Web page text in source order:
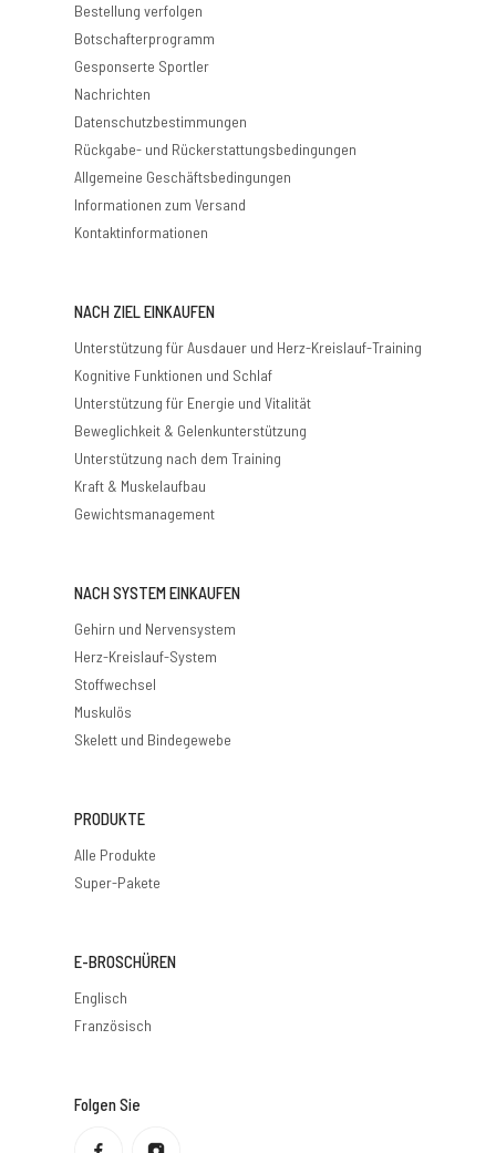
Bestellung verfolgen
Botschafterprogramm
Gesponserte Sportler
Nachrichten
Datenschutzbestimmungen
Rückgabe- und Rückerstattungsbedingungen
Allgemeine Geschäftsbedingungen
Informationen zum Versand
Kontaktinformationen
NACH ZIEL EINKAUFEN
Unterstützung für Ausdauer und Herz-Kreislauf-Training
Kognitive Funktionen und Schlaf
Unterstützung für Energie und Vitalität
Beweglichkeit & Gelenkunterstützung
Unterstützung nach dem Training
Kraft & Muskelaufbau
Gewichtsmanagement
NACH SYSTEM EINKAUFEN
Gehirn und Nervensystem
Herz-Kreislauf-System
Stoffwechsel
Muskulös
Skelett und Bindegewebe
PRODUKTE
Alle Produkte
Super-Pakete
E-BROSCHÜREN
Englisch
Französisch
Folgen Sie
Datenschutzbestimmungen
Rückerstattungsrichtlinie